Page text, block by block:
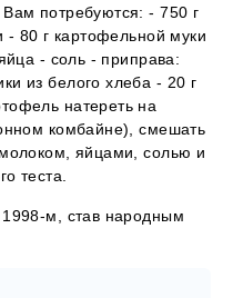
потребуются: - 750 г
- 80 г картофельной муки
- соль - приправа:
из белого хлеба - 20 г
натереть на
комбайне), смешать
яйцами, солью и
теста.
1998-м, став народным